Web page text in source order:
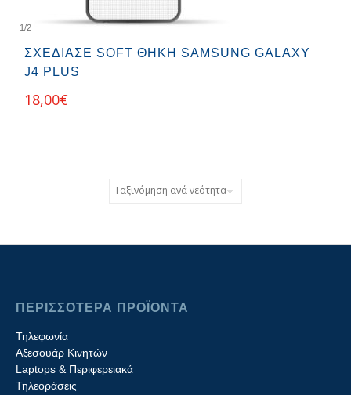
1/2
ΣΧΕΔΊΑΣΕ SOFT ΘΉΚΗ SAMSUNG GALAXY
J4 PLUS
18,00€
ΠΕΡΙΣΣΟΤΕΡΑ ΠΡΟΪΟΝΤΑ
Τηλεφωνία
Αξεσουάρ Κινητών
Laptops & Περιφερειακά
Τηλεοράσεις